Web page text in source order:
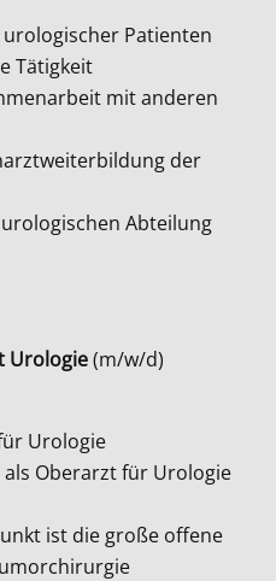
Patienten
Tätigkeit
mit anderen
der
Abteilung
Urologie(m/w/d)
Urologie
Oberarzt für Urologie
ist die große offene